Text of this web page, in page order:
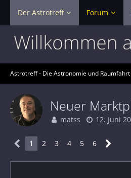
Der Astrotreff Forum
Astrotreff - Die Astronomie und
Neuer
matss 12. Juni
1 2 3 4 5 6